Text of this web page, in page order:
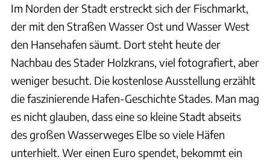
Im Norden der Stadt erstreckt sich der Fischmarkt,
der mit den Straßen Wasser Ost und Wasser West
den Hansehafen säumt. Dort steht heute der
Nachbau des Stader Holzkrans, viel fotografiert, aber
weniger besucht. Die kostenlose Ausstellung erzählt
die faszinierende Hafen-Geschichte Stades. Man mag
es nicht glauben, dass eine so kleine Stadt abseits
des großen Wasserweges Elbe so viele Häfen
unterhielt. Wer einen Euro spendet, bekommt ein